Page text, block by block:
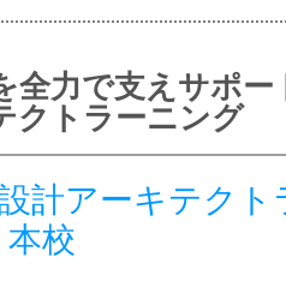
全力で支えサポー
クトラーニング
計アーキテクト
本校